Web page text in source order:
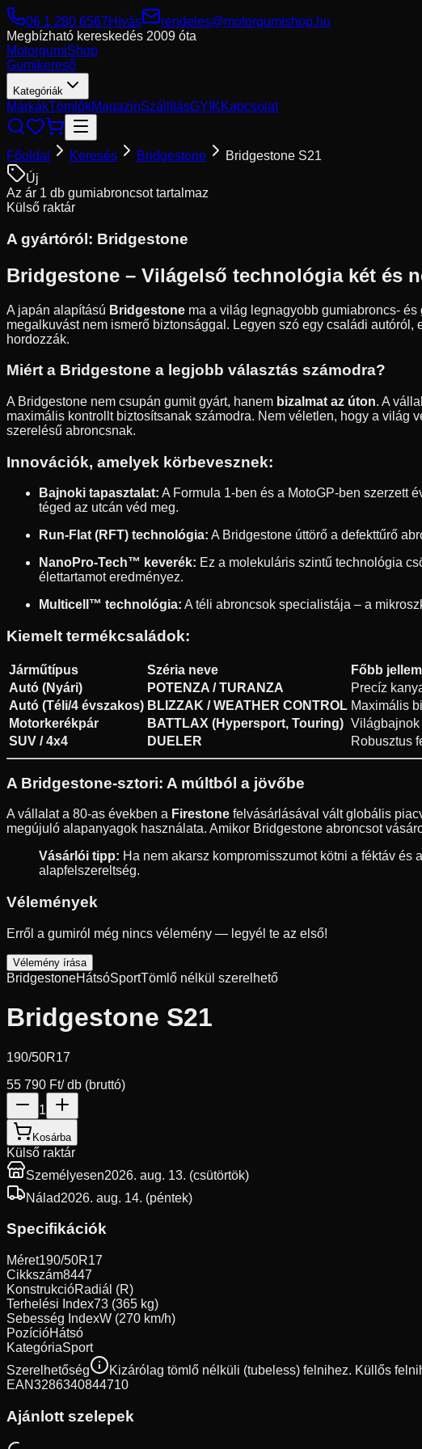
06 1 280 6567Hívás
rendeles@motorgumishop.hu
Megbízható kereskedés 2009 óta
MotorgumiShop
Gumikereső
Kategóriák
MárkákTömlőkMagazinSzállításGYIKKapcsolat
Főoldal Keresés Bridgestone
Bridgestone S21
Új
Az ár 1 db gumiabroncsot tartalmaz
Külső raktár
A gyártóról: Bridgestone
Bridgestone – Világelső technológia két és
A japán alapítású Bridgestone ma a világ legnagyobb gumiabroncs-
megalkuvást nem ismerő biztonsággal. Legyen szó egy családi
hordozzák.
Miért a Bridgestone a legjobb választás számodra?
A Bridgestone nem csupán gumit gyárt, hanem bizalmat az úton. A
maximális kontrollt biztosítsanak számodra. Nem véletlen, hogy a világ
szerelésű abroncsnak.
Innovációk, amelyek körbevesznek:
Bajnoki tapasztalat: A Formula 1-ben és a MotoGP-ben szerzett
téged az utcán véd meg.
Run-Flat (RFT) technológia: A Bridgestone úttörő a defekttűrő
NanoPro-Tech™ keverék: Ez a molekuláris szintű technológia
élettartamot eredményez.
Multicell™ technológia: A téli abroncsok specialistája – a
Kiemelt termékcsaládok:
Járműtípus Széria neve
Főbb
Autó (Nyári)
POTENZA / TURANZA
Precíz
Autó (Téli/4 évszakos) BLIZZAK / WEATHER CONTROL Maximális
Motorkerékpár
BATTLAX (Hypersport, Touring) Világbajnok
SUV / 4x4
DUELER Robusztus
A Bridgestone-sztori: A múltból a jövőbe
A vállalat a 80-as években a Firestone felvásárlásával vált globális
megújuló alapanyagok használata. Amikor Bridgestone abroncsot
Vásárlói tipp: Ha nem akarsz kompromisszumot kötni a féktáv
alapfelszereltség.
Vélemények
Erről a gumiról még nincs vélemény — legyél te az első!
Vélemény írása
BridgestoneHátsóSportTömlő nélkül szerelhető
Bridgestone S21
190/50R17
55 790 Ft/ db (bruttó)
1
Kosárba
Külső raktár
Személyesen2026. aug. 13. (csütörtök)
Nálad2026. aug. 14. (péntek)
Specifikációk
Méret190/50R17
Cikkszám8447
KonstrukcióRadiál (R)
Terhelési Index73 (365 kg)
Sebesség IndexW (270 km/h)
PozícióHátsó
KategóriaSport
Szerelhetőség
Kizárólag tömlő nélküli (tubeless) felnihez. Küllős
EAN3286340844710
Ajánlott szelepek